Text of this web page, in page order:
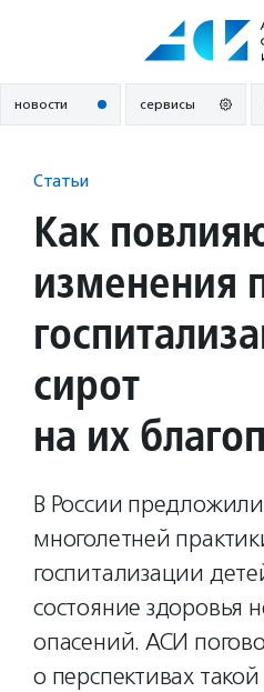
новости сервисы
Статьи
Как
изменения
сирот
на их
В России предложили
многолетней
госпитализации
состояние здоровья
опасений. АСИ
о перспективах